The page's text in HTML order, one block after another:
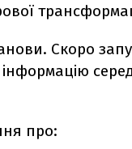
Скоро
про: